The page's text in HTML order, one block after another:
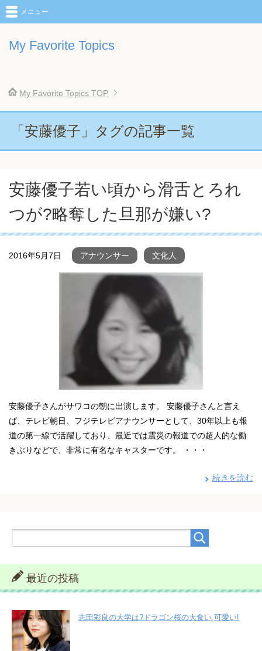
My Favorite Topics
メニュー
My Favorite Topics TOP
「安藤優子」タグの記事一覧
安藤優子若い頃から滑舌とろれ
つが?略奪した旦那が嫌い?
2016年5月7日 アナウンサー 文化人
安藤優子さんがサワコの朝に出演します。 安藤優子さんと言え
ば、テレビ朝日、フジテレビアナウンサーとして、30年以上も報
道の第一線で活躍しており、最近では震災の報道での超人的な働
きぶりなどで、非常に有名なキャスターです。 ・・・
続きを読む
最近の投稿
志田彩良の大学は?ドラゴン桜の大食い,可愛い!